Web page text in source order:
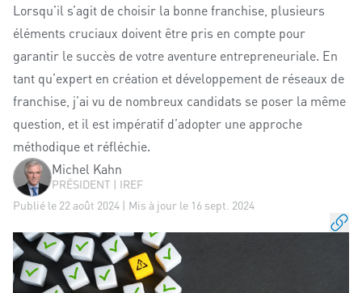
Lorsqu’il s’agit de choisir la bonne franchise, plusieurs
éléments cruciaux doivent être pris en compte pour
garantir le succès de votre aventure entrepreneuriale. En
tant qu’expert en création et développement de réseaux de
franchise, j’ai vu de nombreux candidats se poser la même
question, et il est impératif d’adopter une approche
méthodique et réfléchie.
Michel Kahn
PRÉSIDENT | IREF
Publié le 22 août 2024 | Mis à jour le 16 sept. 2024